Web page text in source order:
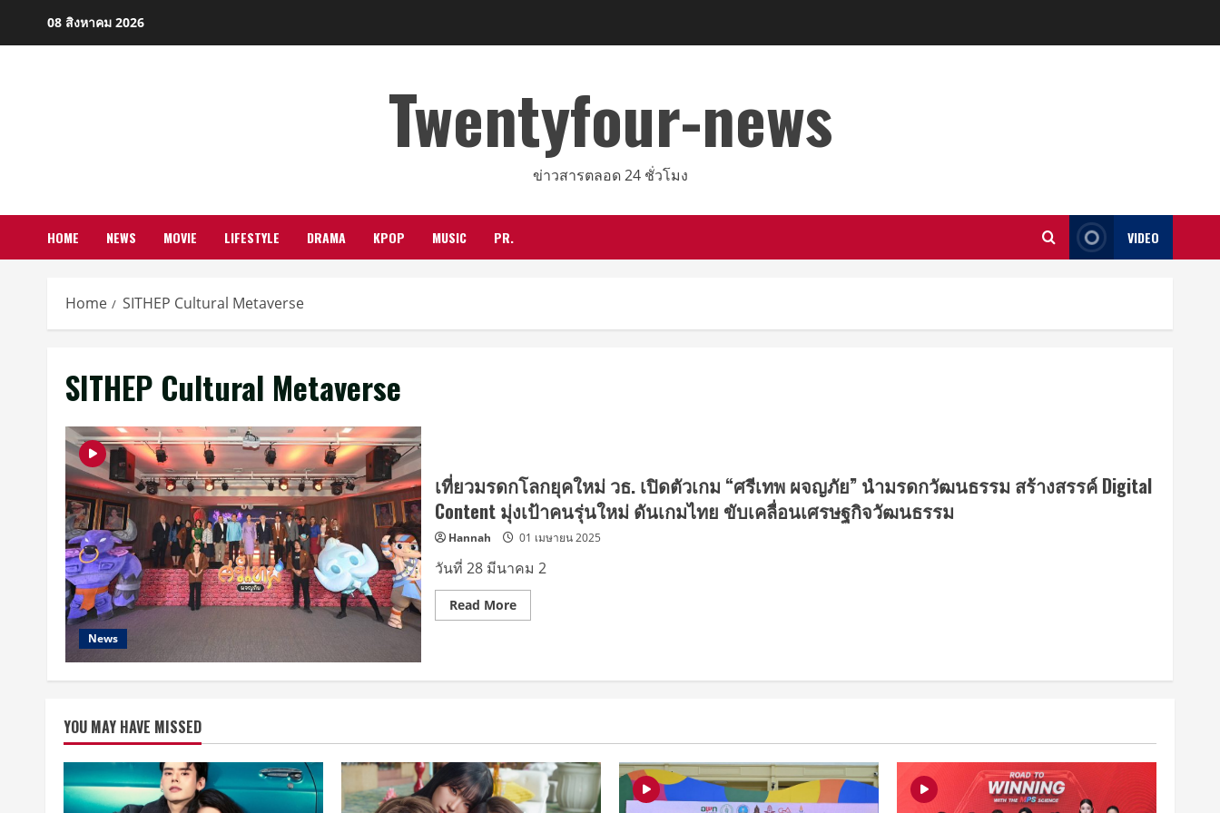
08 สิงหาคม 2026
Twentyfour-news
ข่าวสารตลอด 24 ชั่วโมง
HOME NEWS MOVIE LIFESTYLE DRAMA KPOP MUSIC PR. VIDEO
Home SITHEP Cultural Metaverse
SITHEP Cultural Metaverse
News
เที่ยวมรดกโลกยุคใหม่ วธ. เปิดตัวเกม “ศรีเทพ ผจญภัย” นำมรดกวัฒนธรรม สร้างสรรค์ Digital
Content มุ่งเป้าคนรุ่นใหม่ ดันเกมไทย ขับเคลื่อนเศรษฐกิจวัฒนธรรม
Hannah 01 เมษายน 2025
วันที่ 28 มีนาคม 2
Read MoreRead
more
ยุค
เกม
ผจญ
ภัย”
นำ
มรดก
YOU MAY HAVE MISSED